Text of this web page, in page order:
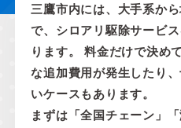
三鷹市内には、大手系か
で、シロアリ駆除サービ
ります。 料金だけで決め
な追加費用が発生したり
いケースもあります。
まずは「全国チェーン」